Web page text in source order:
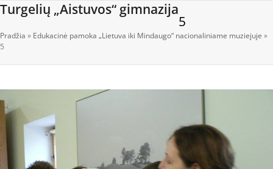
Skip
content
Turgelių „Aistuvos“ gimnazija
Open
mobile
menu
Close
mobile
menu
5
Pradžia » Edukacinė pamoka „Lietuva iki Mindaugo“ nacionaliniame muziejuje »
5